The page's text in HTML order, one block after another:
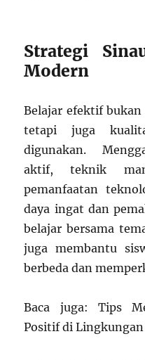
Strategi
Modern
Belajar efektif
tetapi juga
digunakan.
aktif, teknik
pemanfaatan
daya ingat dan
belajar bersama
juga membantu
berbeda dan
Baca juga: Tips
Positif di Lingkungan